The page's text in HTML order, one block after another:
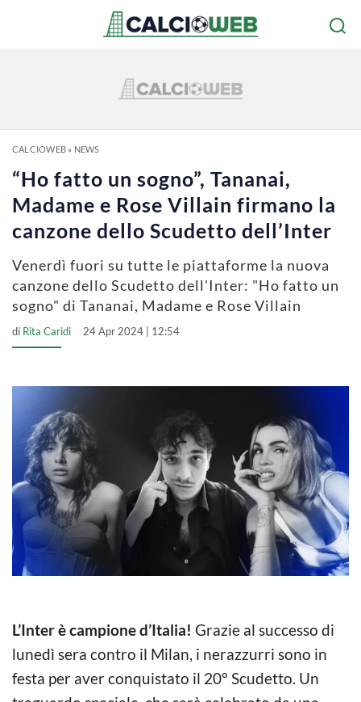
CALCIOWEB» NEWS
“Ho fatto un sogno”, Tananai,
Madame e Rose Villain firmano la
canzone dello Scudetto dell’Inter
Venerdì fuori su tutte le piattaforme la nuova
canzone dello Scudetto dell'Inter: "Ho fatto un
sogno" di Tananai, Madame e Rose Villain
di Rita Caridi 24 Apr 2024 | 12:54
L’Inter è campione d’Italia! Grazie al successo di
lunedì sera contro il Milan, i nerazzurri sono in
festa per aver conquistato il 20° Scudetto. Un